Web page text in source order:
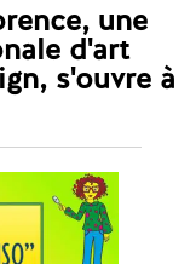
une
d'art
s'ouvre à